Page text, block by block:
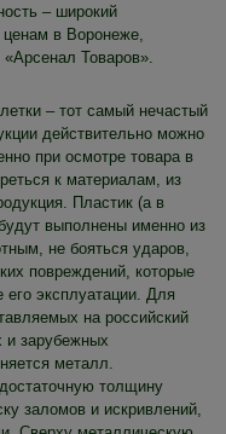
– широкий
ценам в Воронеже,
«Арсенал Товаров».
– тот самый нечастый
действительно можно
при осмотре товара в
к материалам, из
Пластик (а в
выполнены именно из
не бояться ударов,
повреждений, которые
его эксплуатации. Для
на российский
и зарубежных
металл.
толщину
заломов и искривлений,